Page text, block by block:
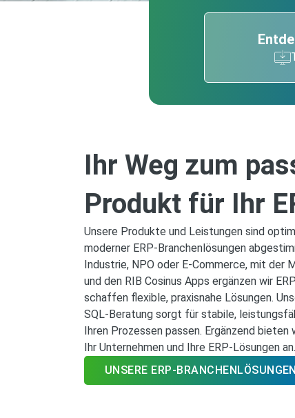
Ihr Weg zum
Produkt für Ihr
Unsere Produkte und Leistungen sind
moderner ERP‑Branchenlösungen
Industrie, NPO oder E-Commerce, mit
und den RIB Cosinus Apps ergänzen wir
schaffen flexible, praxisnahe Lösungen.
SQL‑Beratung sorgt für stabile,
Ihren Prozessen passen. Ergänzend bieten
Ihr Unternehmen und Ihre ERP‑Lösungen an.
UNSERE ERP-BRANCHENLÖSUNGEN